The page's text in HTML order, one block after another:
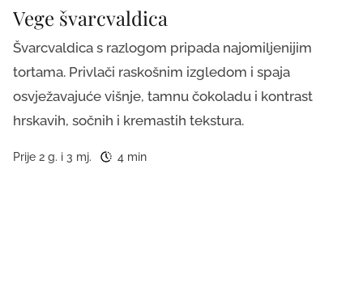
Vege švarcvaldica
Švarcvaldica s razlogom pripada najomiljenijim
tortama. Privlači raskošnim izgledom i spaja
osvježavajuće višnje, tamnu čokoladu i kontrast
hrskavih, sočnih i kremastih tekstura.
Prije 2 g. i 3 mj. 4 min